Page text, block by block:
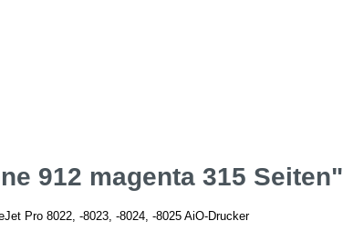
912 magenta 315 Seiten"
Pro 8022, -8023, -8024, -8025 AiO-Drucker